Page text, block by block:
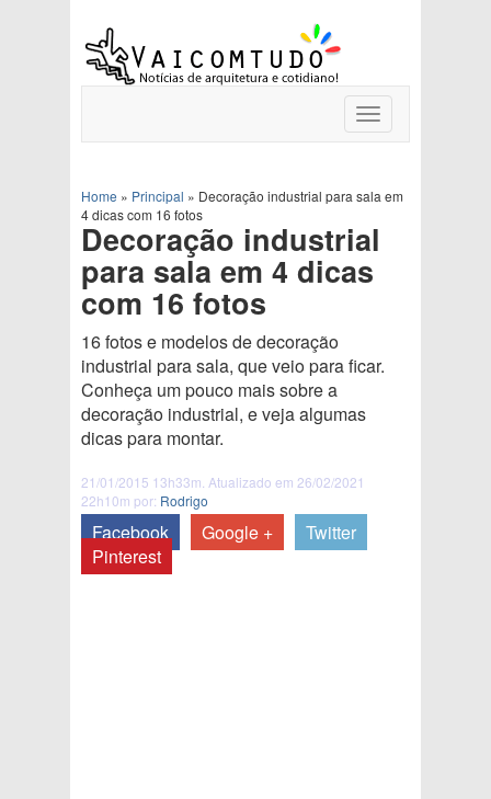
Toggle
navigation
Home » Principal » Decoração industrial para sala em
4 dicas com 16 fotos
Decoração industrial
para sala em 4 dicas
com 16 fotos
16 fotos e modelos de decoração
industrial para sala, que veio para ficar.
Conheça um pouco mais sobre a
decoração industrial, e veja algumas
dicas para montar.
21/01/2015 13h33m. Atualizado em 26/02/2021
22h10m por: Rodrigo
Facebook Google +
Twitter
Pinterest